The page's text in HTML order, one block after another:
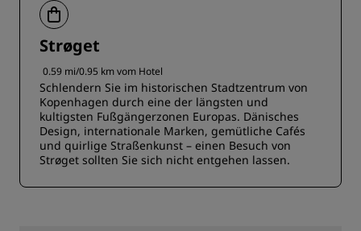
Strøget
0.59 mi/0.95 km vom Hotel
Schlendern Sie im historischen Stadtzentrum von
Kopenhagen durch eine der längsten und
kultigsten Fußgängerzonen Europas. Dänisches
Design, internationale Marken, gemütliche Cafés
und quirlige Straßenkunst – einen Besuch von
Strøget sollten Sie sich nicht entgehen lassen.